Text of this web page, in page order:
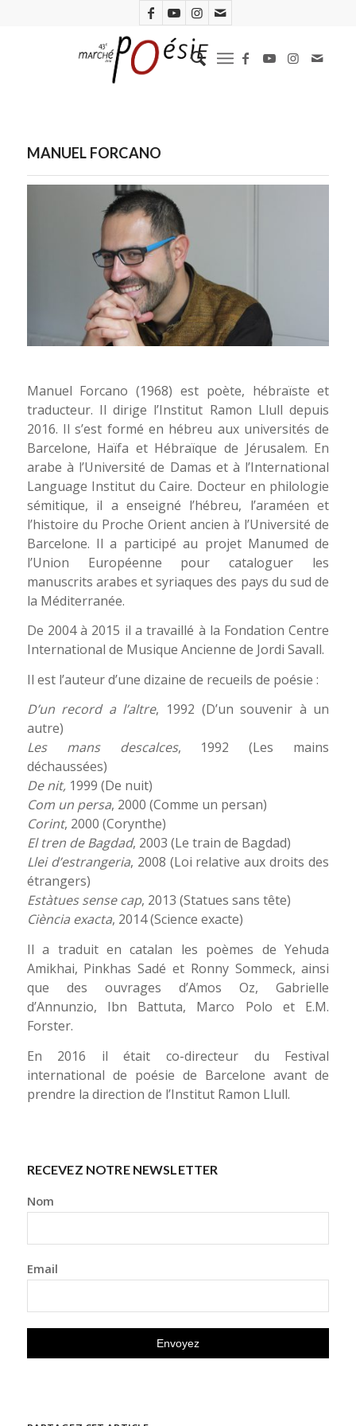
MANUEL FORCANO
Manuel Forcano (1968) est poète, hébraïste et
traducteur. Il dirige l’Institut Ramon Llull depuis
2016. Il s’est formé en hébreu aux universités de
Barcelone, Haïfa et Hébraïque de Jérusalem. En
arabe à l’Université de Damas et à l’International
Language Institut du Caire. Docteur en philologie
sémitique, il a enseigné l’hébreu, l’araméen et
l’histoire du Proche Orient ancien à l’Université de
Barcelone. Il a participé au projet Manumed de
l’Union Européenne pour cataloguer les
manuscrits arabes et syriaques des pays du sud de
la Méditerranée.
De 2004 à 2015 il a travaillé à la Fondation Centre
International de Musique Ancienne de Jordi Savall.
Il est l’auteur d’une dizaine de recueils de poésie :
D’un record a l’altre, 1992 (D’un souvenir à un
autre)
Les mans descalces, 1992 (Les mains
déchaussées)
De nit,1999 (De nuit)
Com un persa, 2000 (Comme un persan)
Corint, 2000 (Corynthe)
El tren de Bagdad, 2003 (Le train de Bagdad)
Llei d’estrangeria, 2008 (Loi relative aux droits des
étrangers)
Estàtues sense cap, 2013 (Statues sans tête)
Ciència exacta, 2014 (Science exacte)
Il a traduit en catalan les poèmes de Yehuda
Amikhai, Pinkhas Sadé et Ronny Sommeck, ainsi
que des ouvrages d’Amos Oz, Gabrielle
d’Annunzio, Ibn Battuta, Marco Polo et E.M.
Forster.
En 2016 il était co-directeur du Festival
international de poésie de Barcelone avant de
prendre la direction de l’Institut Ramon Llull.
RECEVEZ NOTRE NEWSLETTER
Nom
Email